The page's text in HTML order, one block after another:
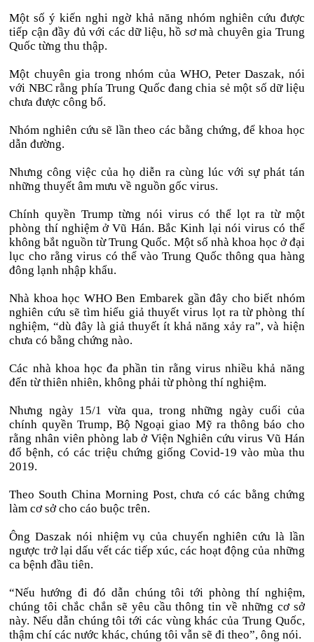
Một số ý kiến nghi ngờ khả năng nhóm nghiên cứu được
tiếp cận đầy đủ với các dữ liệu, hồ sơ mà chuyên gia Trung
Quốc từng thu thập.
Một chuyên gia trong nhóm của WHO, Peter Daszak, nói
với NBC rằng phía Trung Quốc đang chia sẻ một số dữ liệu
chưa được công bố.
Nhóm nghiên cứu sẽ lần theo các bằng chứng, để khoa học
dẫn đường.
Nhưng công việc của họ diễn ra cùng lúc với sự phát tán
những thuyết âm mưu về nguồn gốc virus.
Chính quyền Trump từng nói virus có thể lọt ra từ một
phòng thí nghiệm ở Vũ Hán. Bắc Kinh lại nói virus có thể
không bắt nguồn từ Trung Quốc. Một số nhà khoa học ở đại
lục cho rằng virus có thể vào Trung Quốc thông qua hàng
đông lạnh nhập khẩu.
Nhà khoa học WHO Ben Embarek gần đây cho biết nhóm
nghiên cứu sẽ tìm hiểu giả thuyết virus lọt ra từ phòng thí
nghiệm, “dù đây là giả thuyết ít khả năng xảy ra”, và hiện
chưa có bằng chứng nào.
Các nhà khoa học đa phần tin rằng virus nhiều khả năng
đến từ thiên nhiên, không phải từ phòng thí nghiệm.
Nhưng ngày 15/1 vừa qua, trong những ngày cuối của
chính quyền Trump, Bộ Ngoại giao Mỹ ra thông báo cho
rằng nhân viên phòng lab ở Viện Nghiên cứu virus Vũ Hán
đổ bệnh, có các triệu chứng giống Covid-19 vào mùa thu
2019.
Theo South China Morning Post, chưa có các bằng chứng
làm cơ sở cho cáo buộc trên.
Ông Daszak nói nhiệm vụ của chuyến nghiên cứu là lần
ngược trở lại dấu vết các tiếp xúc, các hoạt động của những
ca bệnh đầu tiên.
“Nếu hướng đi đó dẫn chúng tôi tới phòng thí nghiệm,
chúng tôi chắc chắn sẽ yêu cầu thông tin về những cơ sở
này. Nếu dẫn chúng tôi tới các vùng khác của Trung Quốc,
thậm chí các nước khác, chúng tôi vẫn sẽ đi theo”, ông nói.